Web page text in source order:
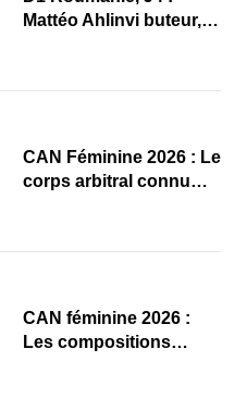
Mattéo Ahlinvi buteur,
‎CAN Féminine 2026 : Le
corps arbitral connu
‎CAN féminine 2026 :
Les compositions